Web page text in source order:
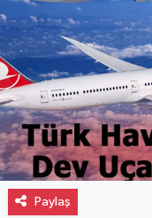
Paylaş
Spor
Eğitim